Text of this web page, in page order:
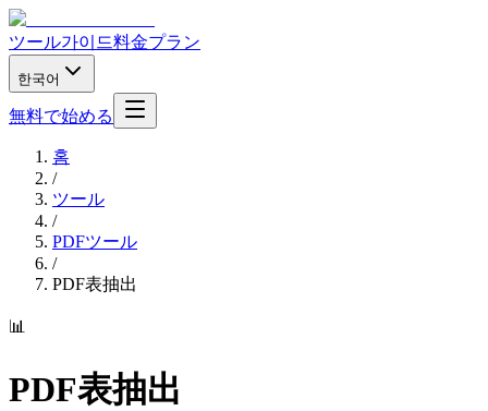
ツール가이드料金プラン
한국어
無料で始める
홈
/
ツール
/
PDFツール
/
PDF表抽出
📊
PDF表抽出